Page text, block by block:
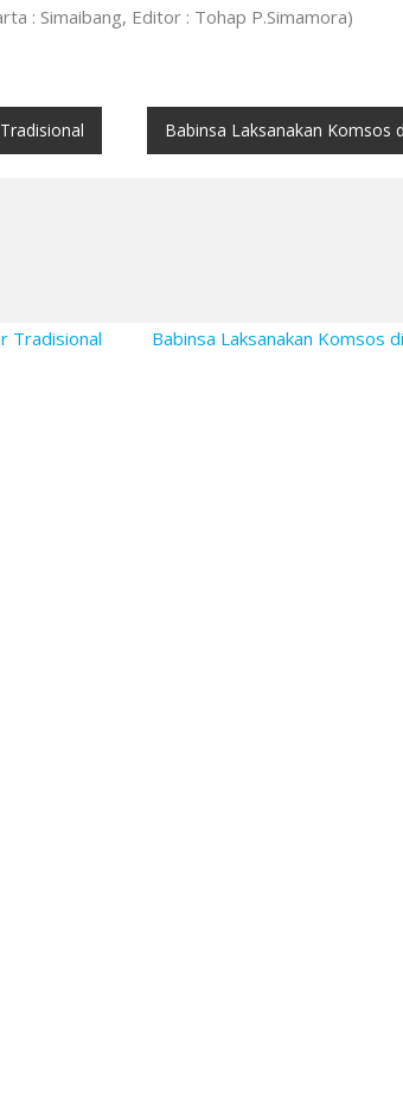
: Simaibang, Editor : Tohap P.Simamora)
Babinsa Laksanakan Komsos
Tradisional Babinsa Laksanakan Komsos